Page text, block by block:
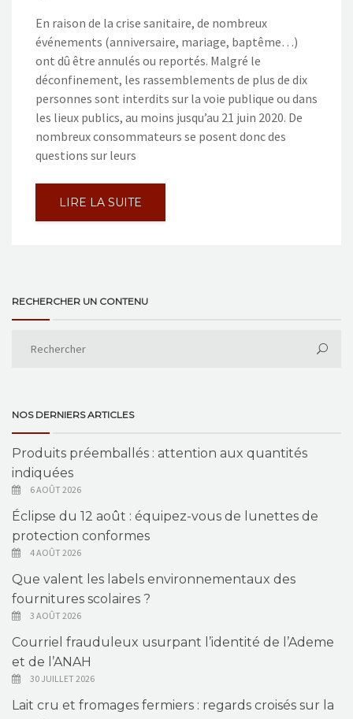
En raison de la crise sanitaire, de nombreux
événements (anniversaire, mariage, baptême…)
ont dû être annulés ou reportés. Malgré le
déconfinement, les rassemblements de plus de dix
personnes sont interdits sur la voie publique ou dans
les lieux publics, au moins jusqu’au 21 juin 2020. De
nombreux consommateurs se posent donc des
questions sur leurs
LIRE LA SUITE
RECHERCHER UN CONTENU
NOS DERNIERS ARTICLES
Produits préemballés : attention aux quantités
indiquées
6 AOÛT 2026
Éclipse du 12 août : équipez-vous de lunettes de
protection conformes
4 AOÛT 2026
Que valent les labels environnementaux des
fournitures scolaires ?
3 AOÛT 2026
Courriel frauduleux usurpant l’identité de l’Ademe
et de l’ANAH
30 JUILLET 2026
Lait cru et fromages fermiers : regards croisés sur la